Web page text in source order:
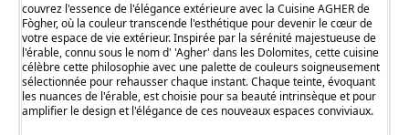
couvrez l'essence de l'élégance extérieure avec la Cuisine AGHER de
Fògher, où la couleur transcende l'esthétique pour devenir le cœur de
votre espace de vie extérieur. Inspirée par la sérénité majestueuse de
l'érable, connu sous le nom d' 'Agher' dans les Dolomites, cette cuisine
célèbre cette philosophie avec une palette de couleurs soigneusement
sélectionnée pour rehausser chaque instant. Chaque teinte, évoquant
les nuances de l'érable, est choisie pour sa beauté intrinsèque et pour
amplifier le design et l'élégance de ces nouveaux espaces conviviaux.